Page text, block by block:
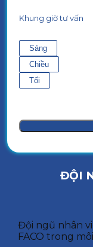
Khung giờ tư vấn
Sáng
Chiều
Tối
ĐỘI
Đội ngũ nhân
FACO trong